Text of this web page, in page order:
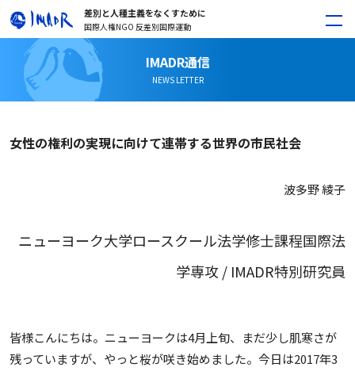
差別と人種主義をなくすために
国際人権NGO 反差別国際運動
IMADR通信
NEWS LETTER
女性の権利の実現に向けて連帯する世界の市民社会
波多野 綾子
ニューヨーク大学ロースクール法学修士課程国際法
学専攻 / IMADR特別研究員
皆様こんにちは。ニューヨークは4月上旬、まだ少し肌寒さが
残っていますが、やっと桜が咲き始めました。今日は2017年3